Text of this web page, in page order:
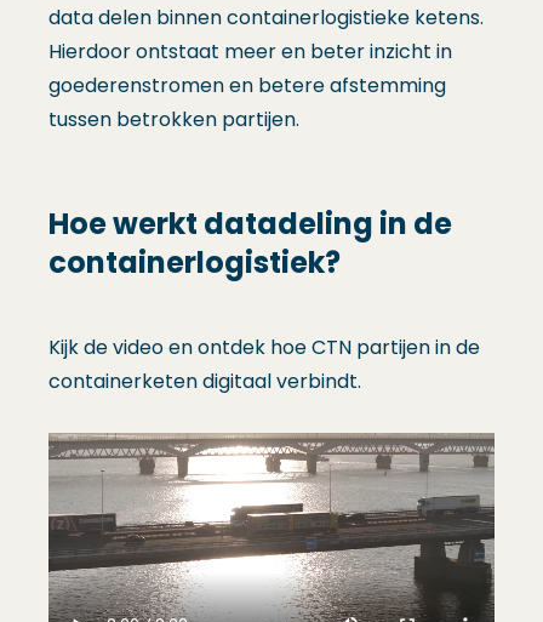
data delen binnen containerlogistieke ketens.
Hierdoor ontstaat meer en beter inzicht in
goederenstromen en betere afstemming
tussen betrokken partijen.
Hoe werkt datadeling in de
containerlogistiek?
Kijk de video en ontdek hoe CTN partijen in de
containerketen digitaal verbindt.